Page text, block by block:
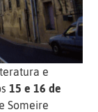
e
15 e 16 de
Someire